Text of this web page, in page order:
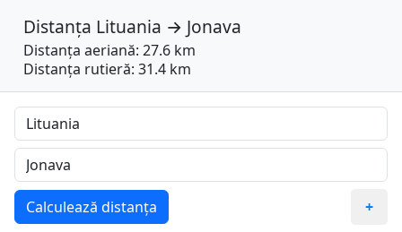
Distanța Lituania → Jonava
Distanța aeriană: 27.6 km
Distanța rutieră: 31.4 km
Calculează distanța +